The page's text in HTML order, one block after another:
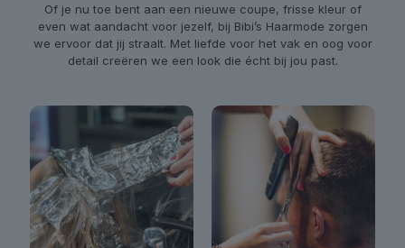
Of je nu toe bent aan een nieuwe coupe, frisse kleur of
even wat aandacht voor jezelf, bij Bibi’s Haarmode zorgen
we ervoor dat jij straalt. Met liefde voor het vak en oog voor
detail creëren we een look die écht bij jou past.